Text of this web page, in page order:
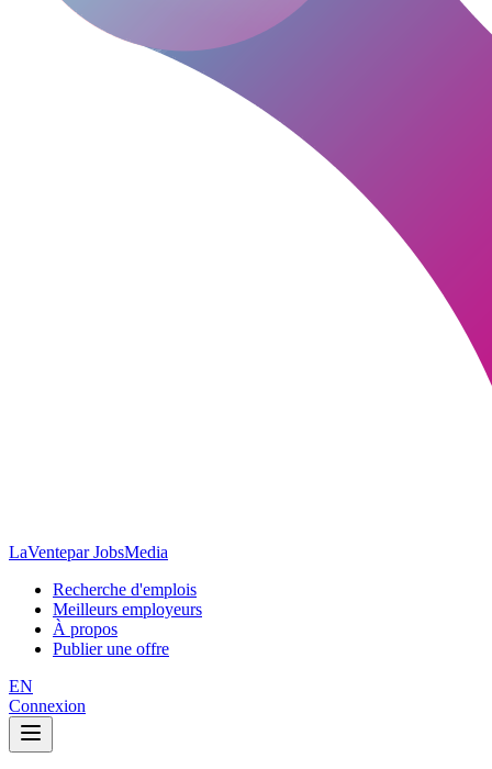
LaVentepar JobsMedia
Recherche d'emplois
Meilleurs employeurs
À propos
Publier une offre
EN
Connexion